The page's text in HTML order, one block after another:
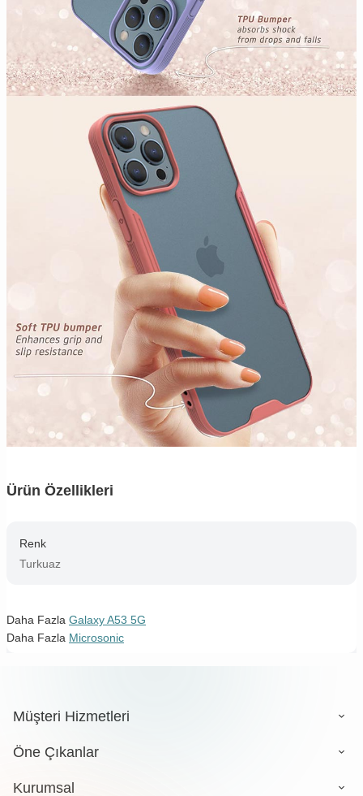
Ürün Özellikleri
Renk
Turkuaz
Daha Fazla Galaxy A53 5G
Daha Fazla Microsonic
Müşteri Hizmetleri
Öne Çıkanlar
Kurumsal